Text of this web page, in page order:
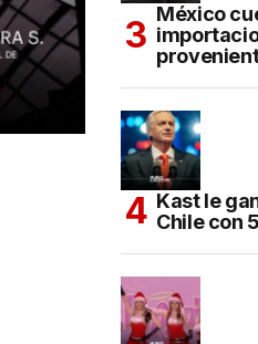
México
Kast le
Chile con